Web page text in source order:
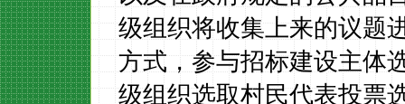
级组织将收集上来的议题
方式，参与招标建设主体
级组织选取村民代表投票